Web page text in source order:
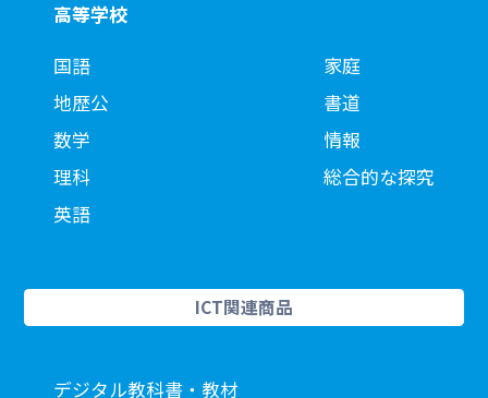
高等学校
国語
地歴公
数学
理科
英語
家庭
書道
情報
総合的な探究
ICT関連商品
デジタル教科書・教材